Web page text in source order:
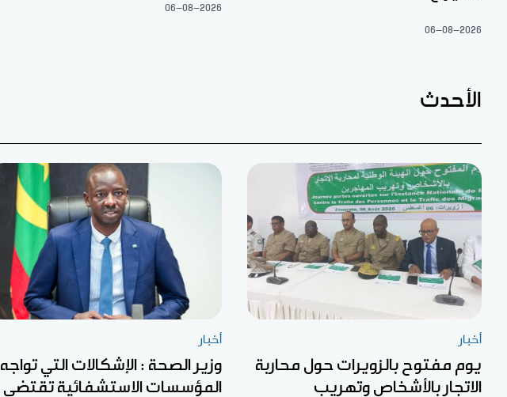
06-08-2026
06-08-2026
الأحدث
أخبار
يوم مفتوح بالزويرات حول محاربة
الاتجار بالأشخاص وتهريب
أخبار
وزير الصحة : الإشكالات التي تواجه
المؤسسات الاستشفائية تقتضي